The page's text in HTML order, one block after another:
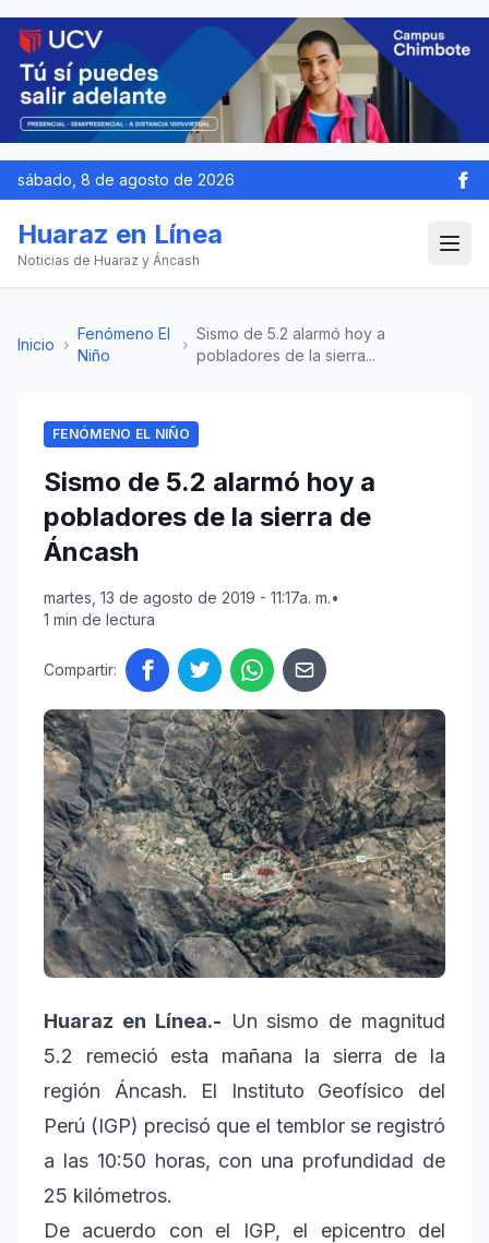
sábado, 8 de agosto de 2026
Huaraz en Línea
Noticias de Huaraz y Áncash
Inicio ›
Fenómeno El
Niño
›
Sismo de 5.2 alarmó hoy a
pobladores de la sierra...
FENÓMENO EL NIÑO
Sismo de 5.2 alarmó hoy a
pobladores de la sierra de
Áncash
martes, 13 de agosto de 2019 - 11:17a. m.•
1 min de lectura
Compartir:
Huaraz en Línea.- Un sismo de magnitud
5.2 remeció esta mañana la sierra de la
región Áncash. El Instituto Geofísico del
Perú (IGP) precisó que el temblor se registró
a las 10:50 horas, con una profundidad de
25 kilómetros.
De acuerdo con el IGP, el epicentro del